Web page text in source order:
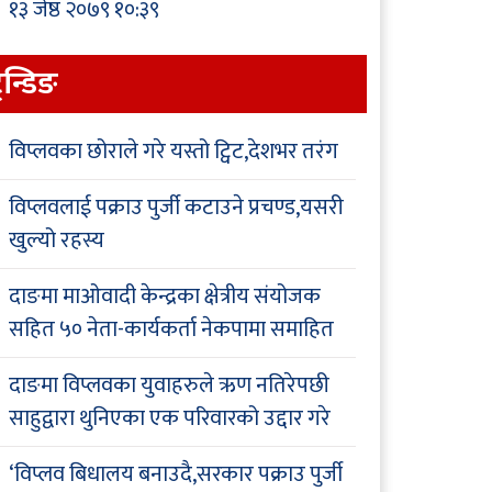
१३ जेष्ठ २०७९ १०:३९
विप्लवका छोराले गरे यस्तो ट्विट,देशभर तरंग
विप्लवलाई पक्राउ पुर्जी कटाउने प्रचण्ड,यसरी
खुल्यो रहस्य
दाङमा माओवादी केन्द्रका क्षेत्रीय संयोजक
सहित ५० नेता-कार्यकर्ता नेकपामा समाहित
दाङमा विप्लवका युवाहरुले ऋण नतिरेपछी
साहुद्वारा थुनिएका एक परिवारको उद्दार गरे
‘विप्लव बिधालय बनाउदै,सरकार पक्राउ पुर्जी